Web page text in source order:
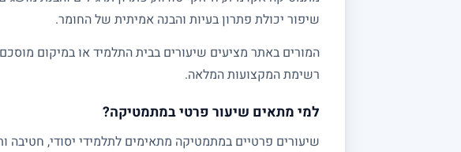
שיפור יכולת פתרון בעיות והבנה אמיתית של החומר.
המורים באתר מציעים שיעורים בבית התלמיד או במיקום
רשימת המקצועות המלאה.
למי מתאים שיעור פרטי במתמטיקה?